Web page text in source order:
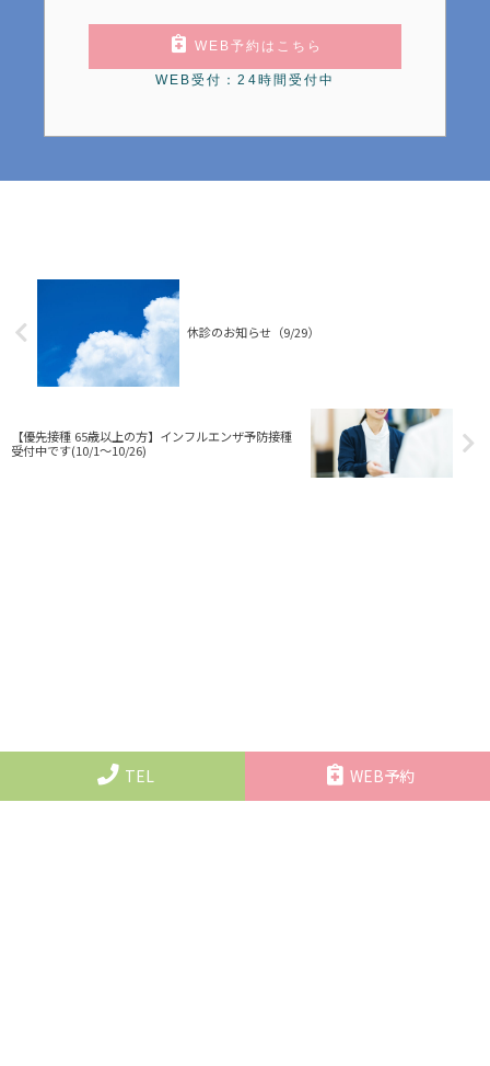
WEB予約はこちら
WEB受付：24時間受付中
休診のお知らせ（9/29）
【優先接種 65歳以上の方】インフルエンザ予防接種
受付中です(10/1～10/26)
TEL WEB予約